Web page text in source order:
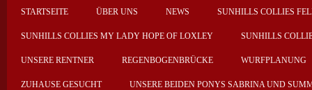
STARTSEITE ÜBER UNS NEWS SUNHILLS COLLIES
SUNHILLS COLLIES MY LADY HOPE OF LOXLEY SUNHILLS
UNSERE RENTNER REGENBOGENBRÜCKE WURFPLANUNG
ZUHAUSE GESUCHT UNSERE BEIDEN PONYS SABRINA UND